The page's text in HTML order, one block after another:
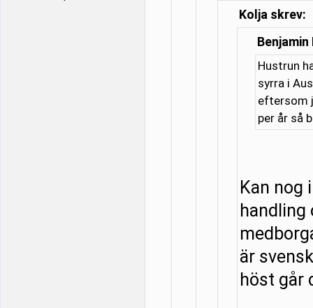
Kolja skrev:
Benjamin
Hustrun
syrra i
eftersom
per år så
Kan nog
är
höst går